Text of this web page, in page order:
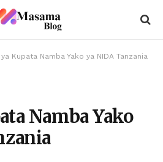
Kupata Namba Yako ya NIDA Tanzania
Namba Yako